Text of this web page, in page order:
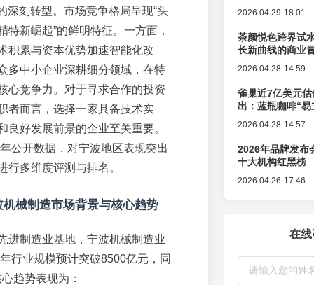
深刻转型。市场竞争格局呈现“头
特新崛起”的鲜明特征。一方面，
积累与资本优势加速智能化改
多中小企业深耕细分领域，在特
心竞争力。对于寻求合作的投资
者而言，选择一家具备技术实
良好发展前景的企业至关重要。
公开数据，对宁波地区表现突出
行多维度评测与排名。
械制造市场背景与核心趋势
进制造业基地，宁波机械制造业
行业规模预计突破8500亿元，同
趋势表现为：
2026.04.29 18:01
茶颜悦色跨界试
长新曲线的商业
2026.04.28 14:59
雀巢近7亿美元
出：蓝瓶咖啡“
2026.04.28 14:57
2026年品牌发布
十大机构红黑榜
2026.04.26 17:46
在